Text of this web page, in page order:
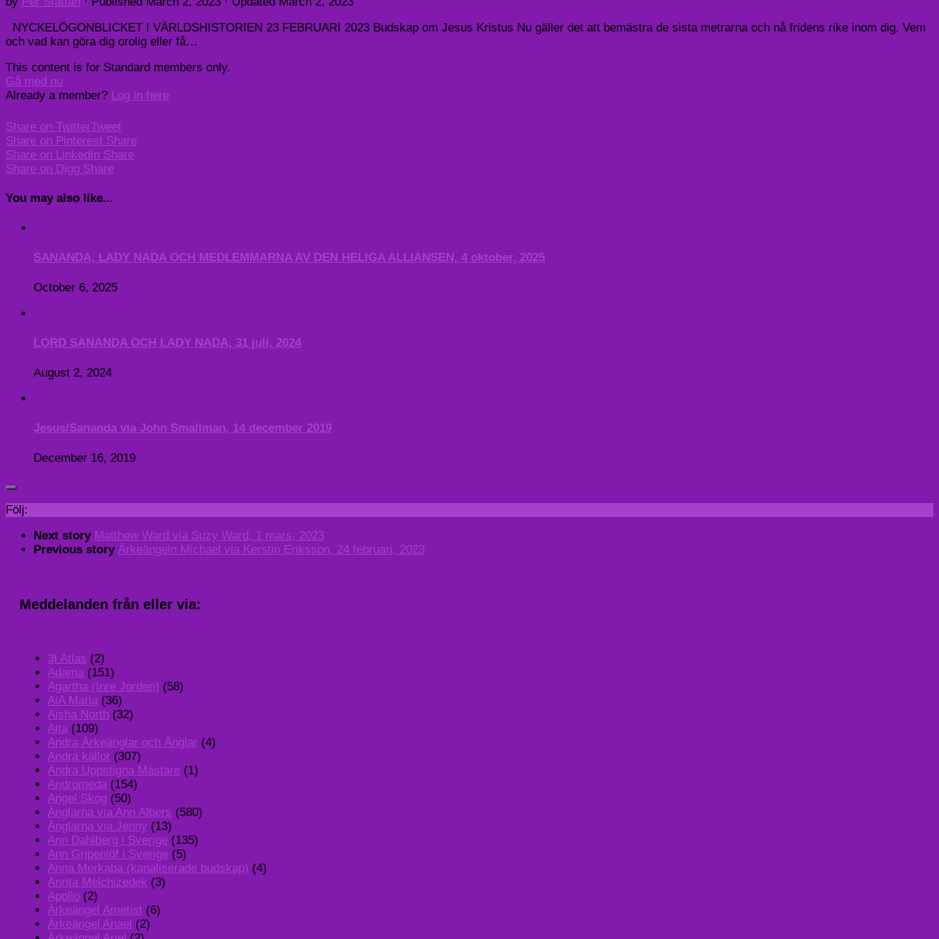
NYCKELÖGONBLICKET I VÄRLDSHISTORIEN 23 FEBRUARI 2023 Budskap om Jesus Kristus Nu gäller det att bemästra de sista metrarna och nå fridens rike inom dig. Vem
och vad kan göra dig orolig eller få…
This content is for Standard members only.
Gå med nu
Already a member? Log in here
Share on TwitterTweet
Share on Pinterest Share
Share on LinkedIn Share
Share on Digg Share
You may also like...
SANANDA, LADY NADA OCH MEDLEMMARNA AV DEN HELIGA ALLIANSEN, 4 oktober, 2025
October 6, 2025
LORD SANANDA OCH LADY NADA, 31 juli, 2024
August 2, 2024
Jesus/Sananda via John Smallman, 14 december 2019
December 16, 2019
Följ:
Next story Matthew Ward via Suzy Ward, 1 mars, 2023
Previous story Ärkeängeln Michael via Kerstin Eriksson, 24 februari, 2023
Meddelanden från eller via:
3I Atlas (2)
Adama (151)
Agartha (Inre Jorden) (58)
AiA Maria (36)
Aisha North (32)
Aita (109)
Andra Ärkeänglar och Änglar (4)
Andra källor (307)
Andra Uppstigna Mästare (1)
Andromeda (154)
Angel Skog (50)
Änglarna via Ann Albers (580)
Änglarna via Jenny (13)
Ann Dahlberg i Sverige (135)
Ann Gripenlöf i Sverige (5)
Anna Merkaba (kanaliserade budskap) (4)
Anrita Melchizedek (3)
Apollo (2)
Ärkeängel Ametist (6)
Ärkeängel Anael (2)